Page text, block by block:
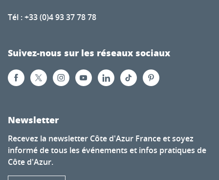
Tél : +33 (0)4 93 37 78 78
Suivez-nous sur les réseaux sociaux
Newsletter
Recevez la newsletter Côte d'Azur France et soyez
informé de tous les événements et infos pratiques de
Côte d'Azur.